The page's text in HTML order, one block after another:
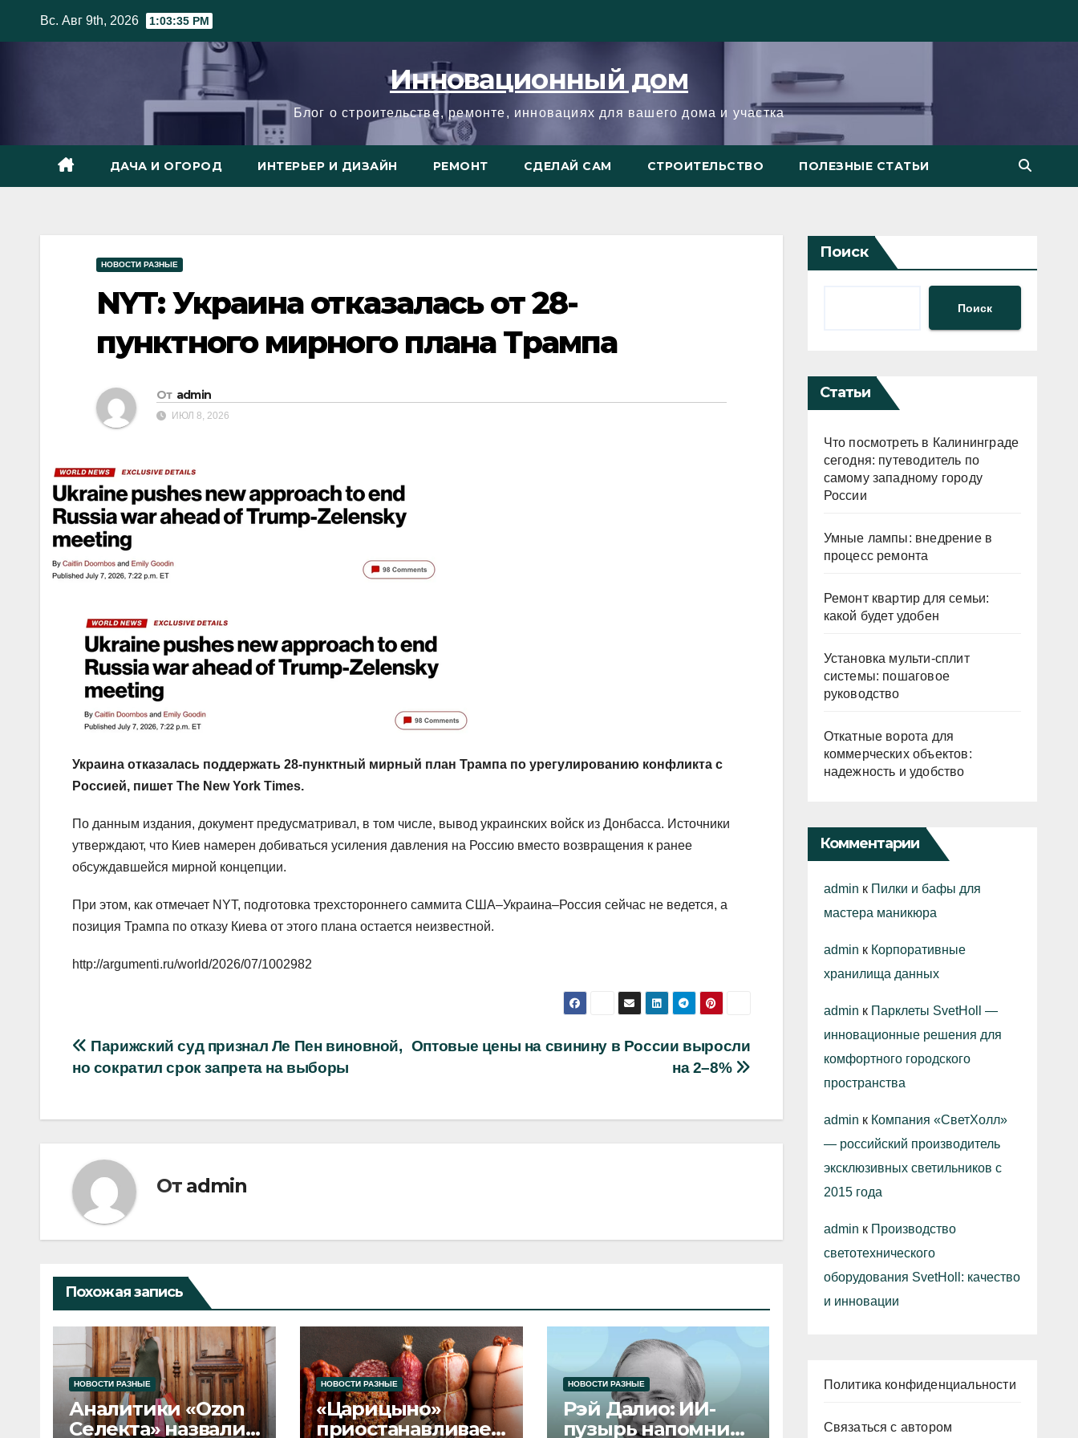
Вс. Авг 9th, 2026 1:03:36 PM
Инновационный дом
Блог о строительстве, ремонте, инновациях для вашего дома и участка
ДАЧА И ОГОРОД ИНТЕРЬЕР И ДИЗАЙН РЕМОНТ СДЕЛАЙ САМ СТРОИТЕЛЬСТВО ПОЛЕЗНЫЕ СТАТЬИ
НОВОСТИ РАЗНЫЕ
NYT: Украина отказалась от 28-
пунктного мирного плана Трампа
От admin
ИЮЛ 8, 2026
Украина отказалась поддержать 28-пунктный мирный план Трампа по урегулированию конфликта с
Россией, пишет The New York Times.
По данным издания, документ предусматривал, в том числе, вывод украинских войск из Донбасса. Источники
утверждают, что Киев намерен добиваться усиления давления на Россию вместо возвращения к ранее
обсуждавшейся мирной концепции.
При этом, как отмечает NYT, подготовка трехстороннего саммита США–Украина–Россия сейчас не ведется, а
позиция Трампа по отказу Киева от этого плана остается неизвестной.
http://argumenti.ru/world/2026/07/1002982
Навигация
записям
Оптовые цены на свинину в России выросли
на 2–8%
Парижский суд признал Ле Пен виновной,
но сократил срок запрета на выборы
От admin
Похожая запись
НОВОСТИ РАЗНЫЕ
Аналитики «Ozon
Селекта» назвали
НОВОСТИ РАЗНЫЕ
«Царицыно»
приостанавливает
НОВОСТИ РАЗНЫЕ
Рэй Далио: ИИ-
пузырь напомнил
Поиск
Поиск
Статьи
Что посмотреть в Калининграде
сегодня: путеводитель по
самому западному городу
России
Умные лампы: внедрение в
процесс ремонта
Ремонт квартир для семьи:
какой будет удобен
Установка мульти-сплит
системы: пошаговое
руководство
Откатные ворота для
коммерческих объектов:
надежность и удобство
Комментарии
admin к Пилки и бафы для
мастера маникюра
admin к Корпоративные
хранилища данных
admin к Парклеты SvetHoll —
инновационные решения для
комфортного городского
пространства
admin к Компания «СветХолл»
— российский производитель
эксклюзивных светильников с
2015 года
admin к Производство
светотехнического
оборудования SvetHoll: качество
и инновации
Политика конфиденциальности
Связаться с автором